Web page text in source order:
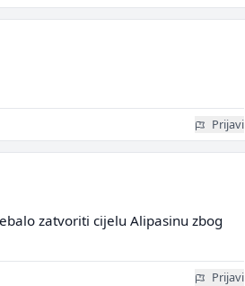
Prijavi
zatvoriti cijelu Alipasinu zbog
Prijavi